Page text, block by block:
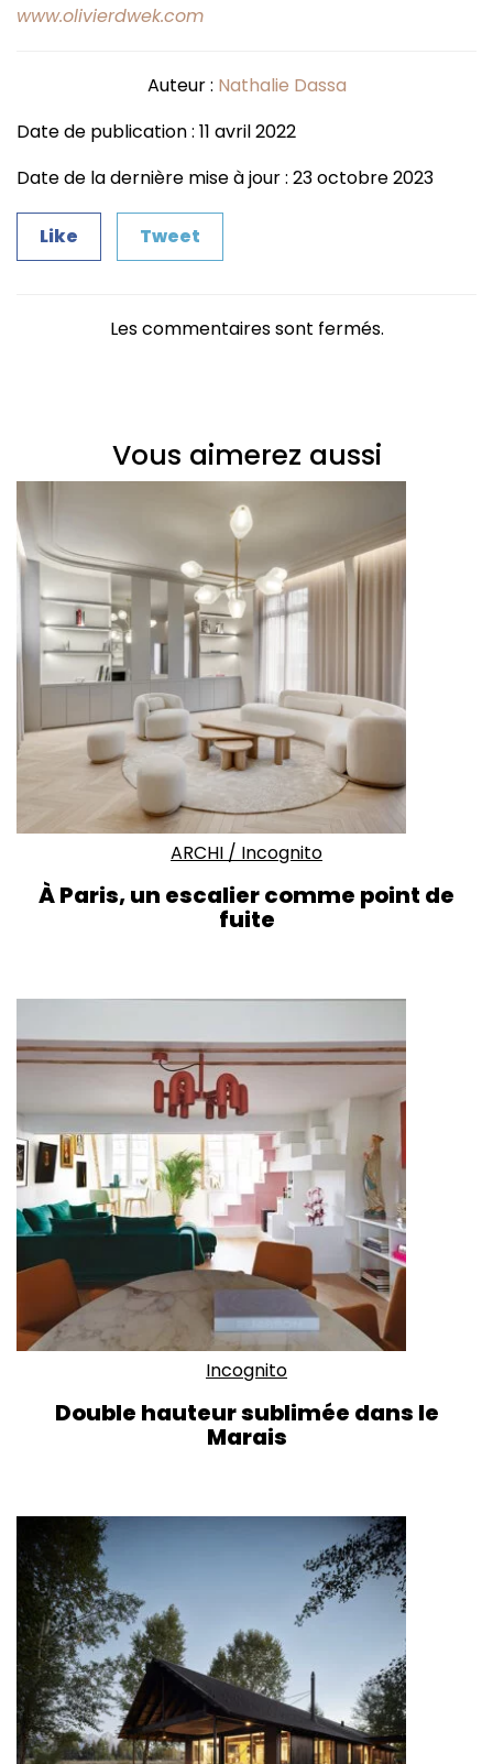
www.olivierdwek.com
Auteur : Nathalie Dassa
Date de publication : 11 avril 2022
Date de la dernière mise à jour : 23 octobre 2023
Like Tweet
Les commentaires sont fermés.
Vous aimerez aussi
ARCHI / Incognito
À Paris, un escalier comme point de
fuite
Incognito
Double hauteur sublimée dans le
Marais